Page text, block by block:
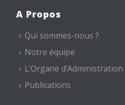
A Propos
Qui sommes-nous ?
Notre équipe
L’Organe d’Administration
Publications